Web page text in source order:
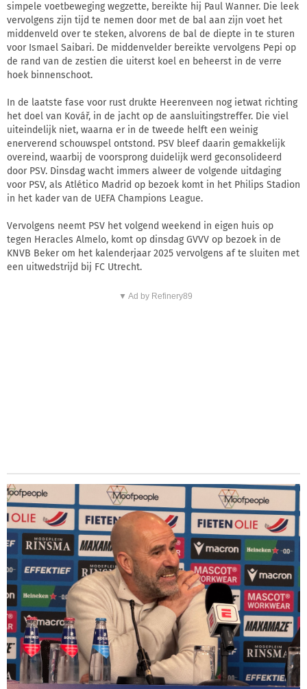
simpele voetbeweging wegzette, bereikte hij Paul Wanner. Die leek
vervolgens zijn tijd te nemen door met de bal aan zijn voet het
middenveld over te steken, alvorens de bal de diepte in te sturen
voor Ismael Saibari. De middenvelder bereikte vervolgens Pepi op
de rand van de zestien die uiterst koel en beheerst in de verre
hoek binnenschoot.
In de laatste fase voor rust drukte Heerenveen nog ietwat richting
het doel van Kovář, in de jacht op de aansluitingstreffer. Die viel
uiteindelijk niet, waarna er in de tweede helft een weinig
enerverend schouwspel ontstond. PSV bleef daarin gemakkelijk
overeind, waarbij de voorsprong duidelijk werd geconsolideerd
door PSV. Dinsdag wacht immers alweer de volgende uitdaging
voor PSV, als Atlético Madrid op bezoek komt in het Philips Stadion
in het kader van de UEFA Champions League.
Vervolgens neemt PSV het volgend weekend in eigen huis op
tegen Heracles Almelo, komt op dinsdag GVVV op bezoek in de
KNVB Beker om het kalenderjaar 2025 vervolgens af te sluiten met
een uitwedstrijd bij FC Utrecht.
▼ Ad by Refinery89